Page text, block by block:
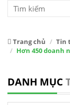
Trang chủ
Tin
Hơn 450 doanh
DANH MỤC